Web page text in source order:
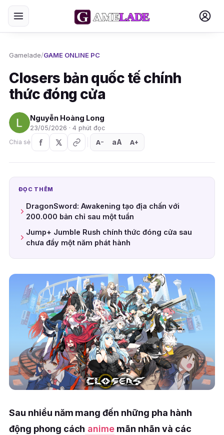
Gamelade/GAME ONLINE PC
Closers bản quốc tế chính
thức đóng cửa
Nguyễn Hoàng Long
23/05/2026 · 4 phút đọc
Chia sẻ
A− aA A+
ĐỌC THÊM
DragonSword: Awakening tạo địa chấn với
200.000 bản chỉ sau một tuần
Jump+ Jumble Rush chính thức đóng cửa sau
chưa đầy một năm phát hành
Sau nhiều năm mang đến những pha hành
động phong cách anime mãn nhãn và các